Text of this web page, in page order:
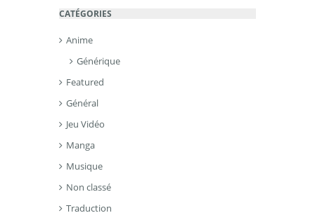
CATÉGORIES
Anime
Générique
Featured
Général
Jeu Vidéo
Manga
Musique
Non classé
Traduction